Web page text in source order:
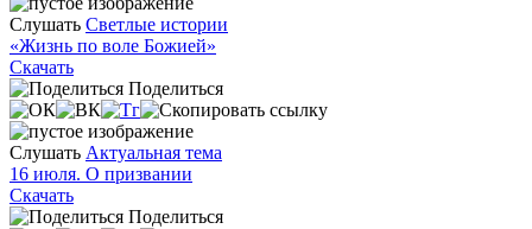
Слушать Светлые истории
«Жизнь по воле Божией»
Скачать
Поделиться
Слушать Актуальная тема
16 июля. О призвании
Скачать
Поделиться